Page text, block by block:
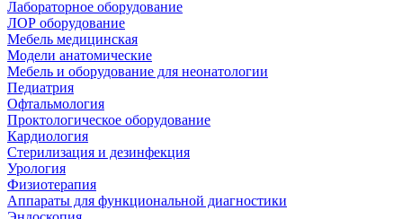
Лабораторное оборудование
ЛОР оборудование
Мебель медицинская
Модели анатомические
Мебель и оборудование для неонатологии
Педиатрия
Офтальмология
Проктологическое оборудование
Кардиология
Стерилизация и дезинфекция
Урология
Физиотерапия
Аппараты для функциональной диагностики